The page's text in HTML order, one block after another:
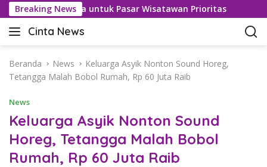
a
Breaking News
Bebas Visa untuk Pasar Wisatawan Prioritas
Cinta News
C
n
t
N
e
w
s
–
Beranda News
Keluarga Asyik Nonton Sound Horeg,
Tetangga Malah Bobol Rumah, Rp 60 Juta Raib
News
Keluarga Asyik Nonton Sound
Horeg, Tetangga Malah Bobol
Rumah, Rp 60 Juta Raib